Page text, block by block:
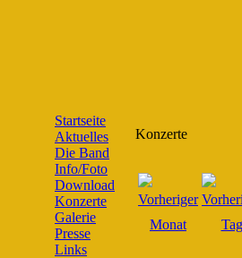
Startseite
Aktuelles
Die Band
Info/Foto
Download
Konzerte
Galerie
Presse
Links
Konzerte